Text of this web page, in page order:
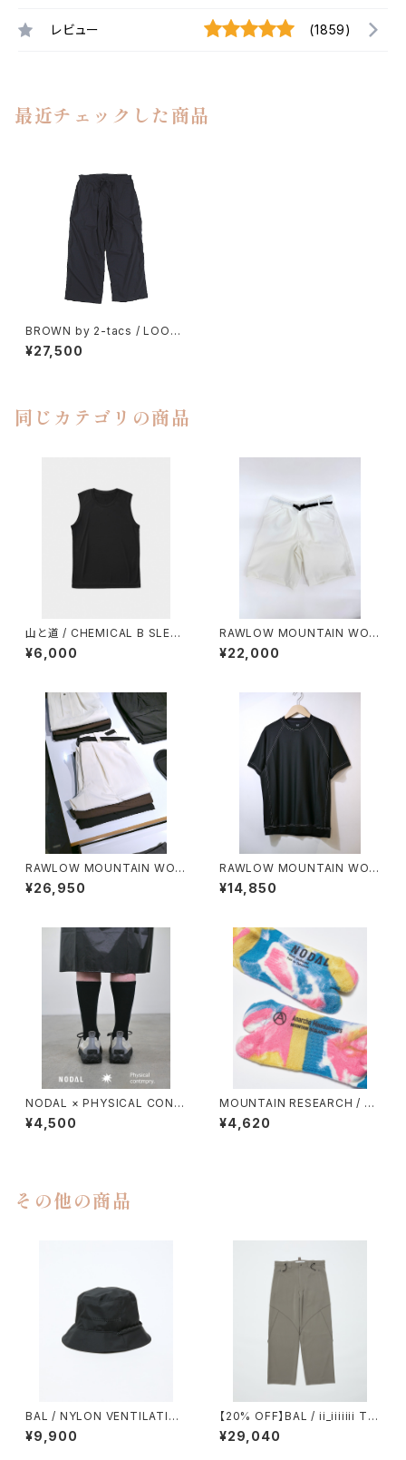
レビュー (1859)
最近チェックした商品
BROWN by 2-tacs / LOOSE
FIT PANTS（NAVY）
¥27,500
同じカテゴリの商品
山と道 / CHEMICAL B SLEEV
ELESS（MEN）
¥6,000
RAWLOW MOUNTAIN WOR
KS / HIKER GURKHA PANTS
¥22,000
RAWLOW MOUNTAIN WOR
KS / HIKER BAKER PANTS
¥26,950
RAWLOW MOUNTAIN WOR
KS / DAD LITE CREW
¥14,850
NODAL × PHYSICAL CONT
MPRY.
¥4,500
MOUNTAIN RESEARCH / TI
E DYE TABI
¥4,620
その他の商品
BAL / NYLON VENTILATIO
N BUCKET HAT
¥9,900
【20% OFF】BAL / ii_iiiiiii TE
CHNICAL WOOL TROUSER
¥29,040